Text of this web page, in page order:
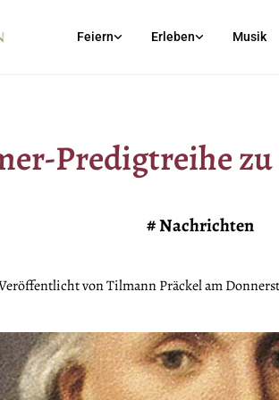
Feiern Erleben Musik
Predigtreihe
#Nachrichten
von Tilmann Präckel am